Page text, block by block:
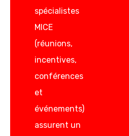
spécialistes
MICE
(réunions,
incentives,
conférences
et
événements)
assurent un